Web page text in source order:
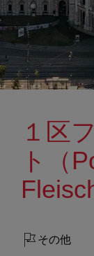
１区
ト（
その他